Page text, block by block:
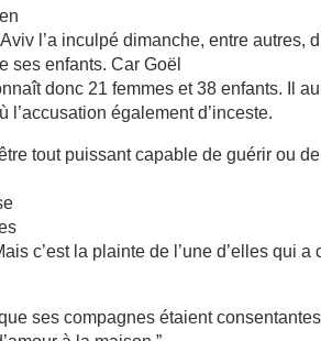
l’a inculpé dimanche, entre autres,
ses enfants. Car Goël
donc 21 femmes et 38 enfants. Il
l’accusation également d’inceste.
tout puissant capable de guérir ou
c’est la plainte de l’une d’elles qui
ses compagnes étaient